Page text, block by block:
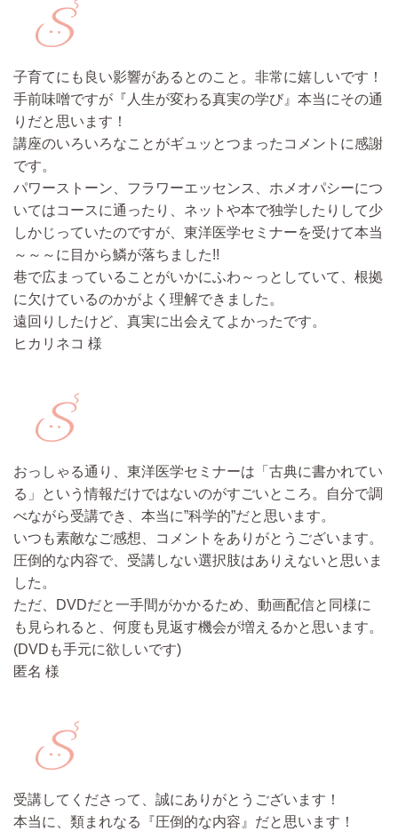
子育てにも良い影響があるとのこと。非常に嬉しいです！
手前味噌ですが『人生が変わる真実の学び』本当にその通
りだと思います！
講座のいろいろなことがギュッとつまったコメントに感謝
です。
パワーストーン、フラワーエッセンス、ホメオパシーにつ
いてはコースに通ったり、 ネットや本で独学したりして少
しかじっていたのですが、東洋医学セミナーを受けて本当
～～～に目から鱗が落ちました!!
巷で広まっていることがいかにふわ～っとしていて、根拠
に欠けているのかがよく理解できました。
遠回りしたけど、真実に出会えてよかったです。
ヒカリネコ 様
おっしゃる通り、東洋医学セミナーは「古典に書かれてい
る」という情報だけではないのがすごいところ。自分で調
べながら受講でき、本当に”科学的”だと思います。
いつも素敵なご感想、コメントをありがとうございます。
圧倒的な内容で、受講しない選択肢はありえないと思いま
した。
ただ、DVDだと一手間がかかるため、動画配信と同様に
も見られると、何度も見返す機会が増えるかと思います。
(DVDも手元に欲しいです)
匿名 様
受講してくださって、誠にありがとうございます！
本当に、類まれなる『圧倒的な内容』だと思います！